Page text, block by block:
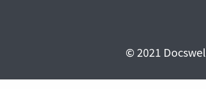
© 2021